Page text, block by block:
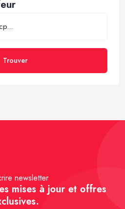
Trouver
newsletter
mises à jour et offres